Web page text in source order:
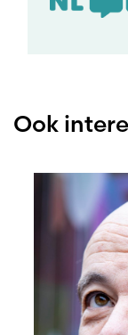
Ook